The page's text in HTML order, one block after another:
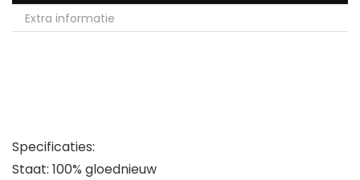
Extra informatie
Specificaties:
Staat: 100% gloednieuw